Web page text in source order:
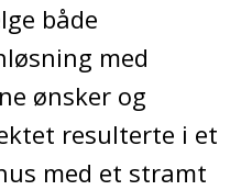
både
med
ønsker og
resulterte i et
med et stramt